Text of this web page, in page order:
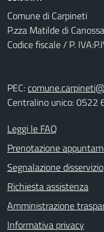
Comune di Carpineti
P.zza Matilde di
Codice fiscale / P.
PEC:
Centralino unico: 0522
Leggi le FAQ
Prenotazione
Segnalazione disservizio
Richiesta assistenza
Amministrazione
Informativa privacy